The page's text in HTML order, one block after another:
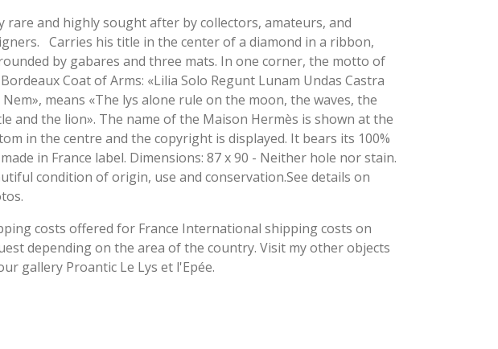
rare and highly sought after by collectors, amateurs, and
Carries his title in the center of a diamond in a ribbon,
by gabares and three mats. In one corner, the motto of
Coat of Arms: «Lilia Solo Regunt Lunam Undas Castra
Nem», means «The lys alone rule on the moon, the waves, the
and the lion». The name of the Maison Hermès is shown at the
in the centre and the copyright is displayed. It bears its 100%
in France label. Dimensions: 87 x 90 - Neither hole nor stain.
condition of origin, use and conservation.See details on
costs offered for France International shipping costs on
depending on the area of the country. Visit my other objects
gallery Proantic Le Lys et l'Epée.